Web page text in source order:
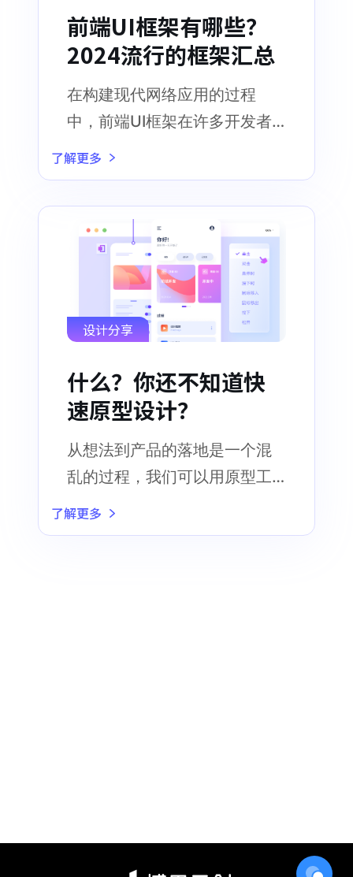
前端UI框架有哪些？
2024流行的框架汇总
在构建现代网络应用的过程
中，前端UI框架在许多开发者
的工具箱中发挥了关键的作用
了解更多
设计分享
什么？你还不知道快
速原型设计？
从想法到产品的落地是一个混
乱的过程，我们可以用原型工
具来构建这个想法
了解更多